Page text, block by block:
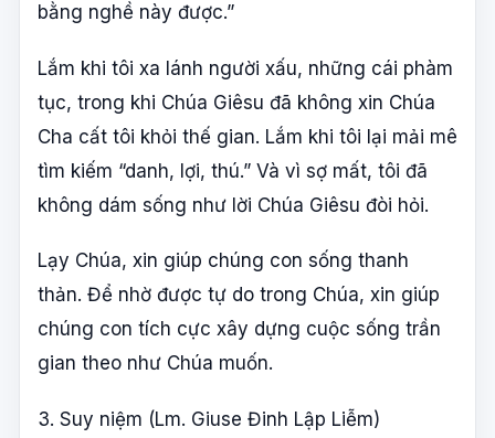
bằng nghề này được.”
Lắm khi tôi xa lánh người xấu, những cái phàm
tục, trong khi Chúa Giêsu đã không xin Chúa
Cha cất tôi khỏi thế gian. Lắm khi tôi lại mải mê
tìm kiếm “danh, lợi, thú.” Và vì sợ mất, tôi đã
không dám sống như lời Chúa Giêsu đòi hỏi.
Lạy Chúa, xin giúp chúng con sống thanh
thản. Để nhờ được tự do trong Chúa, xin giúp
chúng con tích cực xây dựng cuộc sống trần
gian theo như Chúa muốn.
3. Suy niệm (Lm. Giuse Đinh Lập Liễm)